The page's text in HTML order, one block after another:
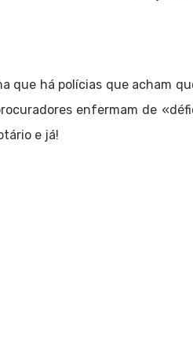
que há polícias que acham
enfermam de
e já!